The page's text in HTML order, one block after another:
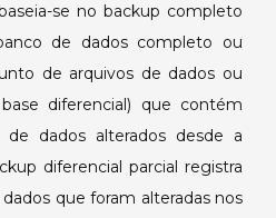
se no backup completo
de dados completo ou
de arquivos de dados ou
diferencial) que contém
dados alterados desde a
diferencial parcial registra
que foram alteradas nos